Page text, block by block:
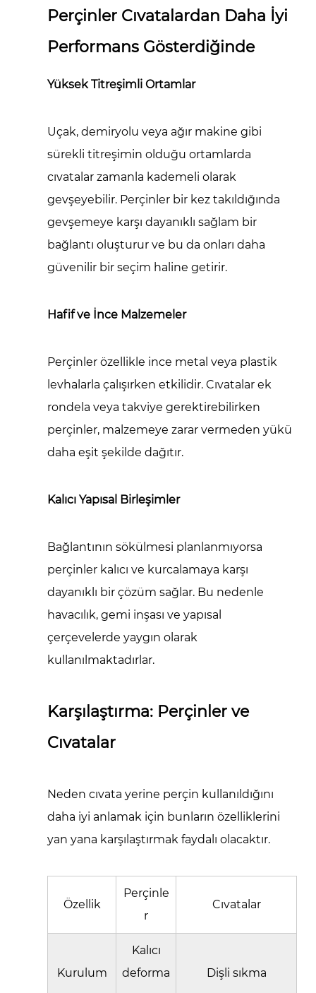
İçin
Pratik
İpuçları
Sonuç:
Cıvata
Yerine
Perçin
Kullanılmalı?
Perçinler Cıvatalardan Daha İyi
Performans Gösterdiğinde
Yüksek Titreşimli Ortamlar
Uçak, demiryolu veya ağır makine gibi
sürekli titreşimin olduğu ortamlarda
cıvatalar zamanla kademeli olarak
gevşeyebilir. Perçinler bir kez takıldığında
gevşemeye karşı dayanıklı sağlam bir
bağlantı oluşturur ve bu da onları daha
güvenilir bir seçim haline getirir.
Hafif ve İnce Malzemeler
Perçinler özellikle ince metal veya plastik
levhalarla çalışırken etkilidir. Cıvatalar ek
rondela veya takviye gerektirebilirken
perçinler, malzemeye zarar vermeden yükü
daha eşit şekilde dağıtır.
Kalıcı Yapısal Birleşimler
Bağlantının sökülmesi planlanmıyorsa
perçinler kalıcı ve kurcalamaya karşı
dayanıklı bir çözüm sağlar. Bu nedenle
havacılık, gemi inşası ve yapısal
çerçevelerde yaygın olarak
kullanılmaktadırlar.
Karşılaştırma: Perçinler ve
Cıvatalar
Neden cıvata yerine perçin kullanıldığını
daha iyi anlamak için bunların özelliklerini
yan yana karşılaştırmak faydalı olacaktır.
Özellik
Perçinle
r
Cıvatalar
Kurulum
Kalıcı
deforma
Dişli sıkma